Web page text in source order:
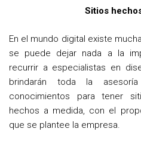
Sitios
En el mundo digital existe
se puede dejar nada a la
recurrir a especialistas en
brindarán toda la
conocimientos para tener
hechos a medida, con el
que se plantee la empresa.